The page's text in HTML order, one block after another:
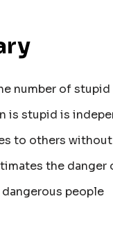
number of
is stupid is
to others
the danger
people